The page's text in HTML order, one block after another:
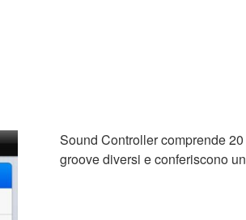
Sound Controller comprende
groove diversi e conferiscono